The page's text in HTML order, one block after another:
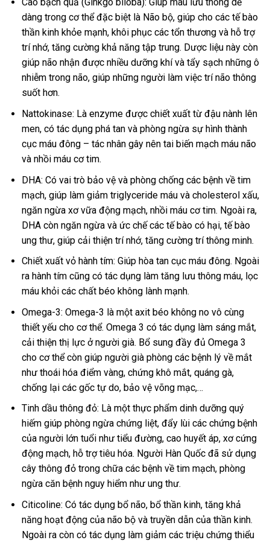
Cao bạch quả (Ginkgo biloba): Giúp máu lưu thông dễ
dàng trong cơ thể đặc biệt là Não bộ, giúp cho các tế bào
thần kinh khỏe mạnh, khôi phục các tổn thương và hỗ trợ
trí nhớ, tăng cường khả năng tập trung. Dược liệu này còn
giúp não nhận được nhiều dưỡng khí và tẩy sạch những ô
nhiễm trong não, giúp những người làm việc trí não thông
suốt hơn.
Nattokinase: Là enzyme được chiết xuất từ đậu nành lên
men, có tác dụng phá tan và phòng ngừa sự hình thành
cục máu đông – tác nhân gây nên tai biến mạch máu não
và nhồi máu cơ tim.
DHA: Có vai trò bảo vệ và phòng chống các bệnh về tim
mạch, giúp làm giảm triglyceride máu và cholesterol xấu,
ngăn ngừa xơ vữa động mạch, nhồi máu cơ tim. Ngoài ra,
DHA còn ngăn ngừa và ức chế các tế bào có hại, tế bào
ung thư, giúp cải thiện trí nhớ, tăng cường trí thông minh.
Chiết xuất vỏ hành tím: Giúp hòa tan cục máu đông. Ngoài
ra hành tím cũng có tác dụng làm tăng lưu thông máu, lọc
máu khỏi các chất béo không lành mạnh.
Omega-3: Omega-3 là một axit béo không no vô cùng
thiết yếu cho cơ thể. Omega 3 có tác dụng làm sáng mắt,
cải thiện thị lực ở người già. Bổ sung đầy đủ Omega 3
cho cơ thể còn giúp người già phòng các bệnh lý về mắt
như thoái hóa điểm vàng, chứng khô mắt, quáng gà,
chống lại các gốc tự do, bảo vệ võng mạc,…
Tinh dầu thông đỏ: Là một thực phẩm dinh dưỡng quý
hiếm giúp phòng ngừa chứng liệt, đẩy lùi các chứng bệnh
của người lớn tuổi như tiểu đường, cao huyết áp, xơ cứng
động mạch, hỗ trợ tiêu hóa. Người Hàn Quốc đã sử dụng
cây thông đỏ trong chữa các bệnh về tim mạch, phòng
ngừa căn bệnh nguy hiểm như ung thư.
Citicoline: Có tác dụng bổ não, bổ thần kinh, tăng khả
năng hoạt động của não bộ và truyền dẫn của thần kinh.
Ngoài ra còn có tác dụng làm giảm các triệu chứng thiểu